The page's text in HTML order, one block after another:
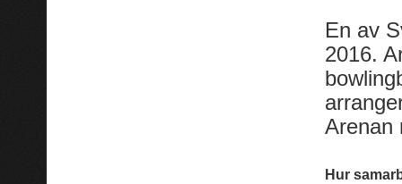
En av
2016.
Arenan
Hur